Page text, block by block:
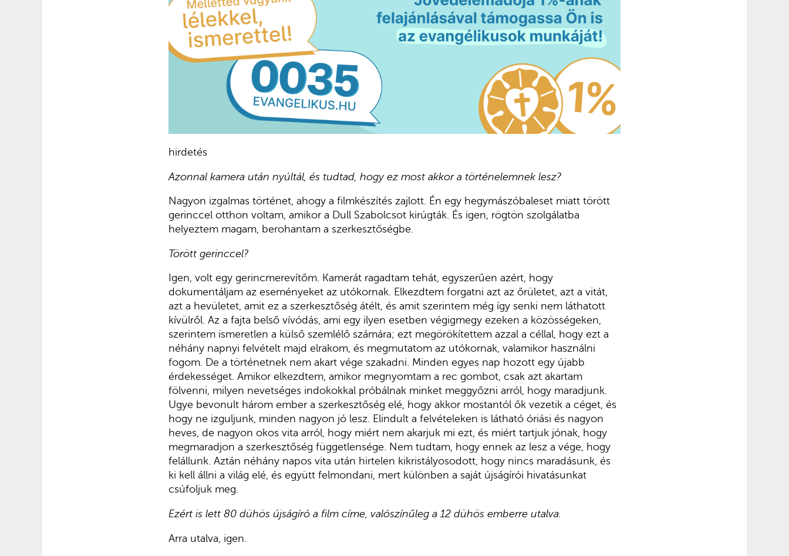
hirdetés
Azonnal kamera után nyúltál, és tudtad, hogy ez most akkor a történelemnek lesz?
Nagyon izgalmas történet, ahogy a filmkészítés zajlott. Én egy hegymászóbaleset miatt törött
gerinccel otthon voltam, amikor a Dull Szabolcsot kirúgták. És igen, rögtön szolgálatba
helyeztem magam, berohantam a szerkesztőségbe.
Törött gerinccel?
Igen, volt egy gerincmerevítőm. Kamerát ragadtam tehát, egyszerűen azért, hogy
dokumentáljam az eseményeket az utókornak. Elkezdtem forgatni azt az őrületet, azt a vitát,
azt a hevületet, amit ez a szerkesztőség átélt, és amit szerintem még így senki nem láthatott
kívülről. Az a fajta belső vívódás, ami egy ilyen esetben végigmegy ezeken a közösségeken,
szerintem ismeretlen a külső szemlélő számára; ezt megörökítettem azzal a céllal, hogy ezt a
néhány napnyi felvételt majd elrakom, és megmutatom az utókornak, valamikor használni
fogom. De a történetnek nem akart vége szakadni. Minden egyes nap hozott egy újabb
érdekességet. Amikor elkezdtem, amikor megnyomtam a rec gombot, csak azt akartam
fölvenni, milyen nevetséges indokokkal próbálnak minket meggyőzni arról, hogy maradjunk.
Ugye bevonult három ember a szerkesztőség elé, hogy akkor mostantól ők vezetik a céget, és
hogy ne izguljunk, minden nagyon jó lesz. Elindult a felvételeken is látható óriási és nagyon
heves, de nagyon okos vita arról, hogy miért nem akarjuk mi ezt, és miért tartjuk jónak, hogy
megmaradjon a szerkesztőség függetlensége. Nem tudtam, hogy ennek az lesz a vége, hogy
felállunk. Aztán néhány napos vita után hirtelen kikristályosodott, hogy nincs maradásunk, és
ki kell állni a világ elé, és együtt felmondani, mert különben a saját újságírói hivatásunkat
csúfoljuk meg.
Ezért is lett 80 dühös újságíró a film címe, valószínűleg a 12 dühös emberre utalva.
Arra utalva, igen.